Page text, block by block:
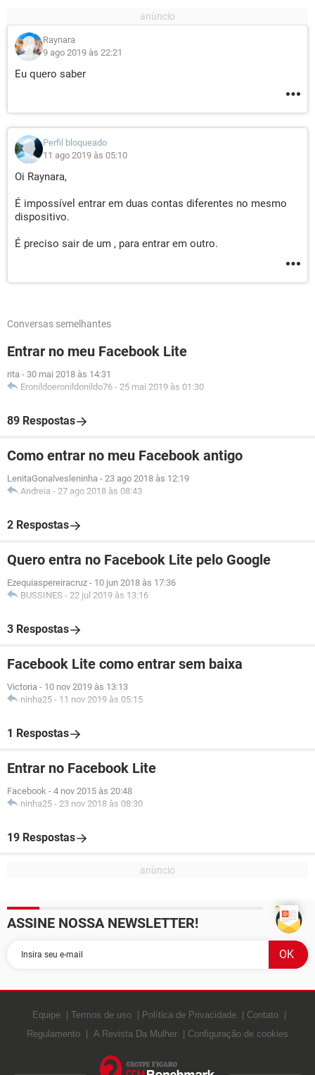
Raynara
9 ago 2019 às 22:21
Eu quero saber
Perfil bloqueado
11 ago 2019 às 05:10
Oi Raynara,
É impossível entrar em duas contas diferentes no mesmo
dispositivo.
É preciso sair de um , para entrar em outro.
Conversas semelhantes
Entrar no meu Facebook Lite
rita - 30 mai 2018 às 14:31
Eronildoeronildonildo76 - 25 mai 2019 às 01:30
89 Respostas
Como entrar no meu Facebook antigo
LenitaGonalvesleninha - 23 ago 2018 às 12:19
Andreia - 27 ago 2018 às 08:43
2 Respostas
Quero entra no Facebook Lite pelo Google
Ezequiaspereiracruz - 10 jun 2018 às 17:36
BUSSINES - 22 jul 2019 às 13:16
3 Respostas
Facebook Lite como entrar sem baixa
Victoria - 10 nov 2019 às 13:13
ninha25 - 11 nov 2019 às 05:15
1 Respostas
Entrar no Facebook Lite
Facebook - 4 nov 2015 às 20:48
ninha25 - 23 nov 2018 às 08:30
19 Respostas
ASSINE NOSSA NEWSLETTER!
Equipe Termos de uso Política de Privacidade
Contato
Regulamento
A Revista Da Mulher Configuração de cookies